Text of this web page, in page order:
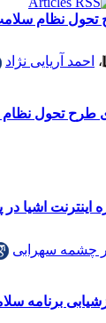
نظام
، احمد آریایی نژاد
طرح تحول
اشیا در
چشمه سهرابی
برنامه